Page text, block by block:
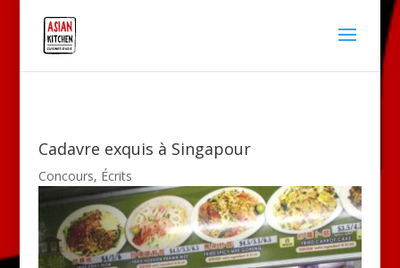
Cadavre exquis à Singapour
Concours, Écrits